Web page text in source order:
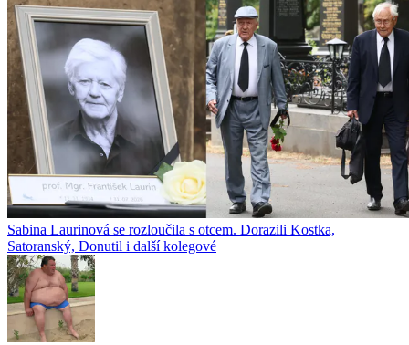
Sabina Laurinová se rozloučila s otcem. Dorazili Kostka,
Satoranský, Donutil i další kolegové